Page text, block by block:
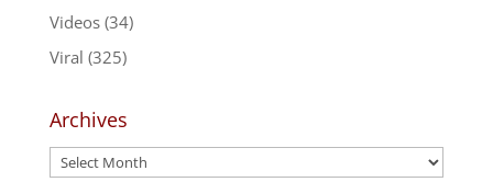
Videos(34)
Viral (325)
Archives
Archives